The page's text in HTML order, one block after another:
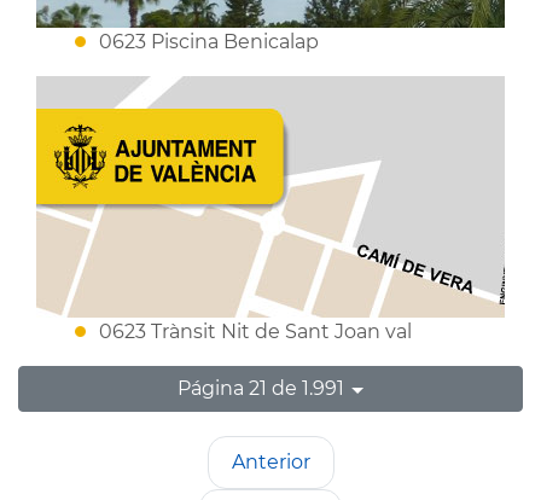
0623 Piscina Benicalap
0623 Trànsit Nit de Sant Joan val
Página 21 de 1.991
Anterior